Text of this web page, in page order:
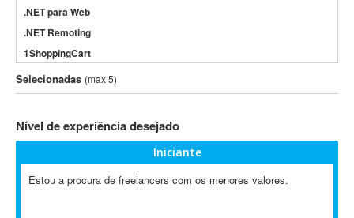
.NET para Web
.NET Remoting
1ShoppingCart
3DS Max
3GSM
802.11
A-GPS
Selecionadas (max 5)
Nível de experiência desejado
Iniciante
Estou a procura de freelancers com os menores valores.